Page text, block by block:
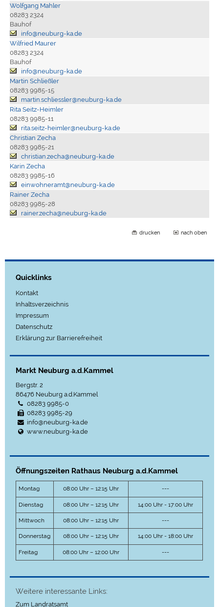
Wolfgang Mahler
08283 2324
Bauhof
info@neuburg-ka.de
Wilfried Maurer
08283 2324
Bauhof
info@neuburg-ka.de
Martin Schließler
08283 9985-15
martin.schliessler@neuburg-ka.de
Rita Seitz-Heimler
08283 9985-11
rita.seitz-heimler@neuburg-ka.de
Christian Zecha
08283 9985-21
christian.zecha@neuburg-ka.de
Karin Zecha
08283 9985-16
einwohneramt@neuburg-ka.de
Rainer Zecha
08283 9985-28
rainer.zecha@neuburg-ka.de
drucken nach oben
Quicklinks
Kontakt
Inhaltsverzeichnis
Impressum
Datenschutz
Erklärung zur Barrierefreiheit
Markt Neuburg a.d.Kammel
Bergstr. 2
86476 Neuburg a.d.Kammel
08283 9985-0
08283 9985-29
info@neuburg-ka.de
www.neuburg-ka.de
Öffnungszeiten Rathaus Neuburg a.d.Kammel
Montag 08:00 Uhr – 12:15 Uhr ---
Dienstag 08:00 Uhr – 12:15 Uhr 14:00 Uhr - 17:00 Uhr
Mittwoch 08:00 Uhr – 12:15 Uhr ---
Donnerstag 08:00 Uhr – 12:15 Uhr 14:00 Uhr - 18:00 Uhr
Freitag 08:00 Uhr – 12:00 Uhr ---
Weitere interessante Links:
Zum Landratsamt